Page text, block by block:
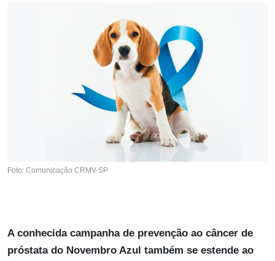
Foto: Comunicação CRMV-SP
A conhecida campanha de prevenção ao câncer de
próstata do Novembro Azul também se estende ao